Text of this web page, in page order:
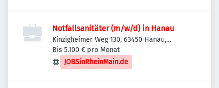
Notfallsanitäter (m/w/d) in Hanau
Kinzigheimer Weg 130, 63450 Hanau,
Deutschland
Bis 5.100 € pro Monat
JOBSinRheinMain.de